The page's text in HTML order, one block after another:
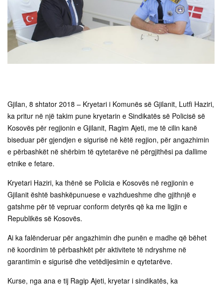
Gjilan, 8 shtator 2018 – Kryetari i Komunës së Gjilanit, Lutfi Haziri,
ka pritur në një takim pune kryetarin e Sindikatës së Policisë së
Kosovës për regjionin e Gjilanit, Ragim Ajeti, me të cilin kanë
biseduar për gjendjen e sigurisë në këtë regjion, për angazhimin
e përbashkët në shërbim të qytetarëve në përgjithësi pa dallime
etnike e fetare.
Kryetari Haziri, ka thënë se Policia e Kosovës në regjionin e
Gjilanit është bashkëpunuese e vazhdueshme dhe gjithnjë e
gatshme për të vepruar conform detyrës që ka me ligjin e
Republikës së Kosovës.
Ai ka falënderuar për angazhimin dhe punën e madhe që bëhet
në koordinim të përbashkët për aktivitete të ndryshme në
garantimin e sigurisë dhe vetëdijesimin e qytetarëve.
Kurse, nga ana e tij Ragip Ajeti, kryetar i sindikatës, ka